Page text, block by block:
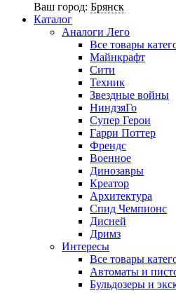
Ваш город: Брянск
Каталог
Аналоги Лего
Все товары
Майнкрафт
Сити
Техник
Звездные войны
НиндзяГо
Супер Герои
Гарри Поттер
Френдс
Военное
Динозавры
Креатор
Архитектура
Спид Чемпионс
Дисней
Дримз
Интересы
Все товары
Автоматы и
Бульдозеры и